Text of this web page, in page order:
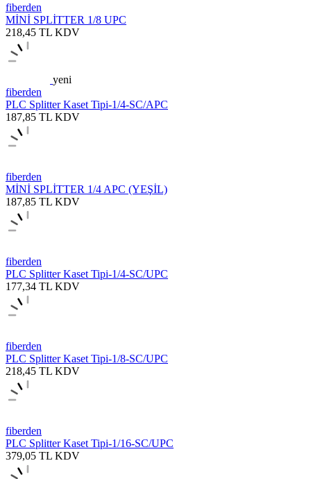
fiberden
MİNİ SPLİTTER 1/8 UPC
218,45 TL KDV
yeni
fiberden
PLC Splitter Kaset Tipi-1/4-SC/APC
187,85 TL KDV
fiberden
MİNİ SPLİTTER 1/4 APC (YEŞİL)
187,85 TL KDV
fiberden
PLC Splitter Kaset Tipi-1/4-SC/UPC
177,34 TL KDV
fiberden
PLC Splitter Kaset Tipi-1/8-SC/UPC
218,45 TL KDV
fiberden
PLC Splitter Kaset Tipi-1/16-SC/UPC
379,05 TL KDV